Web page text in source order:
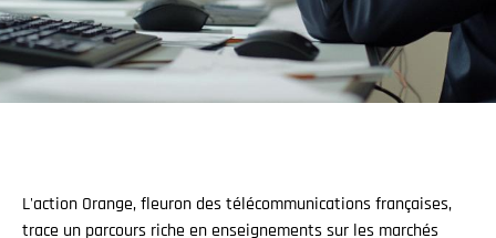
L'action Orange, fleuron des télécommunications françaises,
trace un parcours riche en enseignements sur les marchés